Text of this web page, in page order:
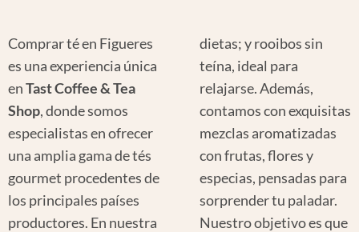
Comprar té en Figueres
es una experiencia única
enTast Coffee & Tea
Shop, donde somos
especialistas en ofrecer
una amplia gama de tés
gourmet procedentes de
los principales países
productores. En nuestra
dietas; y rooibos sin
teína, ideal para
relajarse. Además,
contamos con exquisitas
mezclas aromatizadas
con frutas, flores y
especias, pensadas para
sorprender tu paladar.
Nuestro objetivo es que